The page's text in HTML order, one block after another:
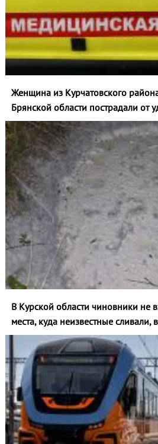
Женщина из Курчатовского
Брянской области пострадали от
В Курской области чиновники не
места, куда неизвестные сливали,